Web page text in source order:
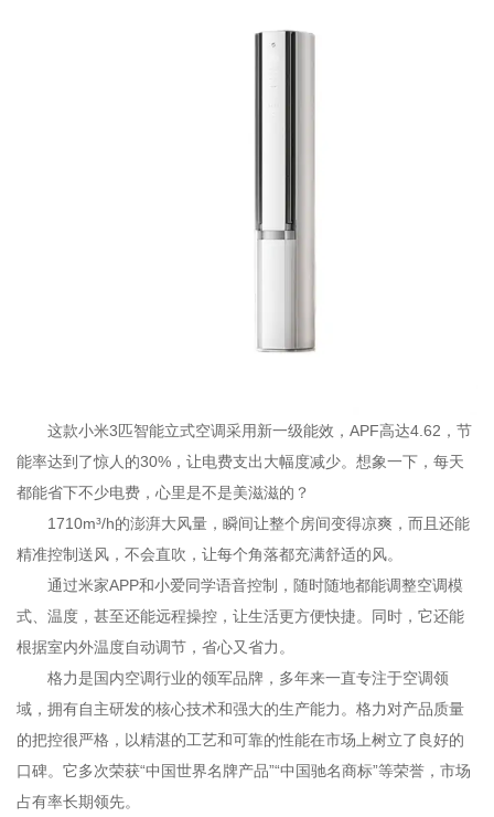
这款小米3匹智能立式空调采用新一级能效，APF高达4.62，节
能率达到了惊人的30%，让电费支出大幅度减少。想象一下，每天
都能省下不少电费，心里是不是美滋滋的？
1710m³/h的澎湃大风量，瞬间让整个房间变得凉爽，而且还能
精准控制送风，不会直吹，让每个角落都充满舒适的风。
通过米家APP和小爱同学语音控制，随时随地都能调整空调模
式、温度，甚至还能远程操控，让生活更方便快捷。同时，它还能
根据室内外温度自动调节，省心又省力。
格力是国内空调行业的领军品牌，多年来一直专注于空调领
域，拥有自主研发的核心技术和强大的生产能力。格力对产品质量
的把控很严格，以精湛的工艺和可靠的性能在市场上树立了良好的
口碑。它多次荣获“中国世界名牌产品”“中国驰名商标”等荣誉，市场
占有率长期领先。